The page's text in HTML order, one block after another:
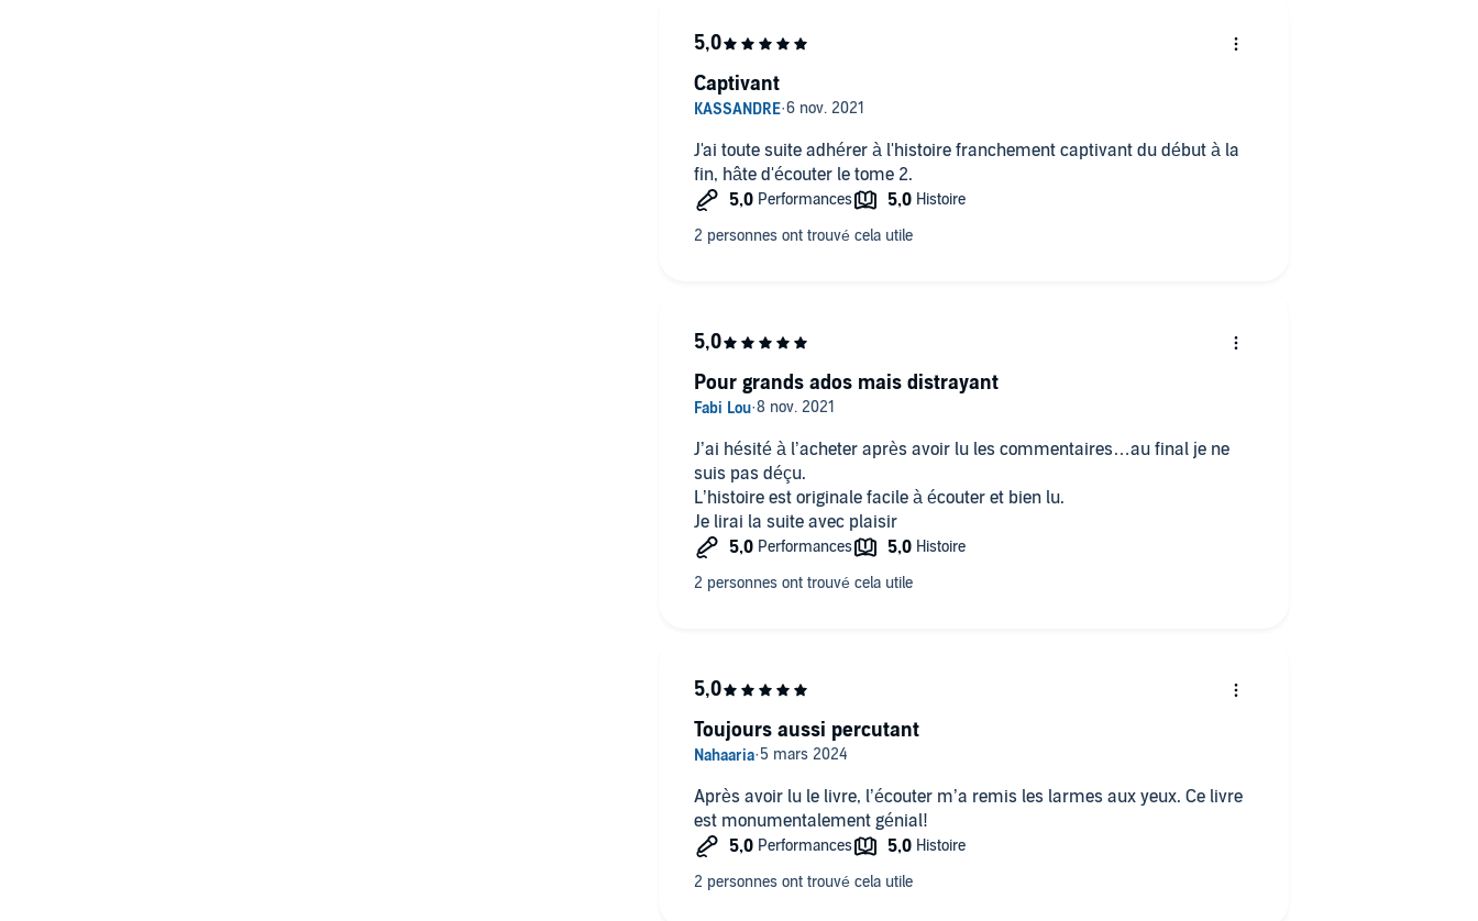
J'ai toute suite adhérer à l'histoire franchement captivant du début à la
fin, hâte d'écouter le tome 2.
Captivant
J’ai hésité à l’acheter après avoir lu les commentaires…au final je ne
suis pas déçu.
L’histoire est originale facile à écouter et bien lu.
Je lirai la suite avec plaisir
Pour grands ados mais distrayant
Après avoir lu le livre, l’écouter m’a remis les larmes aux yeux. Ce livre
est monumentalement génial!
Toujours aussi percutant